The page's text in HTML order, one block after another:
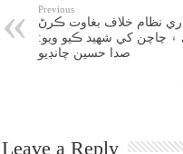
Previous
نظام خلاف بغاوت ڪرڻ
۽ چاچن کي شهيد ڪيو ويو:
صدا حسين چانڊيو
Leave a Reply